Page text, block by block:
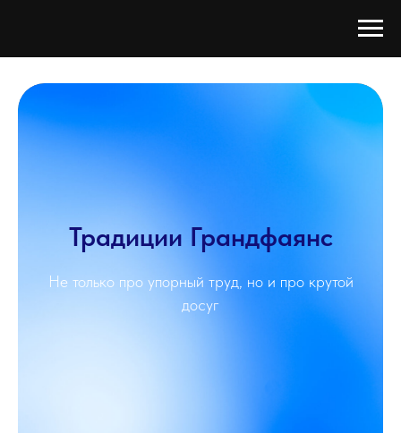
Традиции Грандфаянс
Не только про упорный труд, но и про крутой
досуг